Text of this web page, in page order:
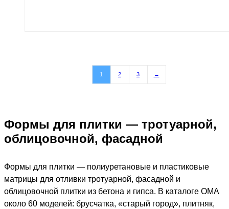
1 2 3 →
Формы для плитки — тротуарной,
облицовочной, фасадной
Формы для плитки — полиуретановые и пластиковые
матрицы для отливки тротуарной, фасадной и
облицовочной плитки из бетона и гипса. В каталоге ОМА
около 60 моделей: брусчатка, «старый город», плитняк,